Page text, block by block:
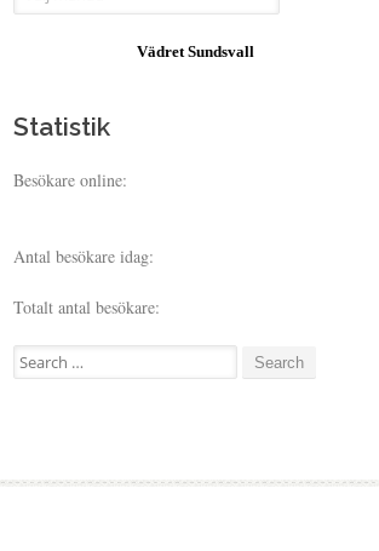
VädretSundsvall
Statistik
Besökare online:
Antal besökare idag:
Totalt antal besökare:
Search for: